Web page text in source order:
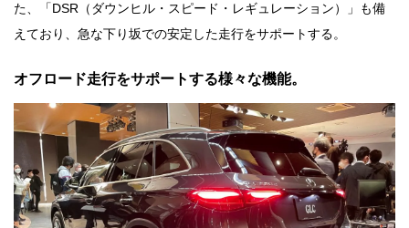
た、「DSR（ダウンヒル・スピード・レギュレーション）」も備
えており、急な下り坂での安定した走行をサポートする。
オフロード走行をサポートする様々な機能。